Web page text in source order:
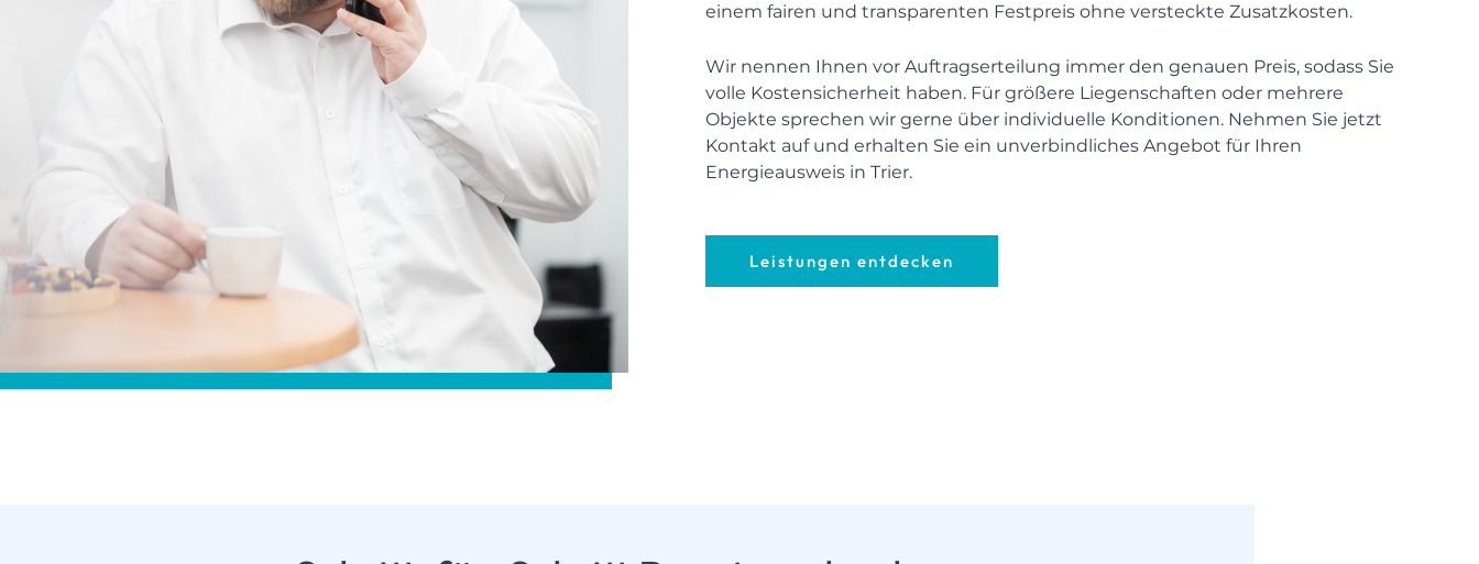
einem fairen und transparenten Festpreis ohne versteckte Zusatzkosten.
Wir nennen Ihnen vor Auftragserteilung immer den genauen Preis, sodass Sie
volle Kostensicherheit haben. Für größere Liegenschaften oder mehrere
Objekte sprechen wir gerne über individuelle Konditionen. Nehmen Sie jetzt
Kontakt auf und erhalten Sie ein unverbindliches Angebot für Ihren
Energieausweis in Trier.
Leistungen entdecken